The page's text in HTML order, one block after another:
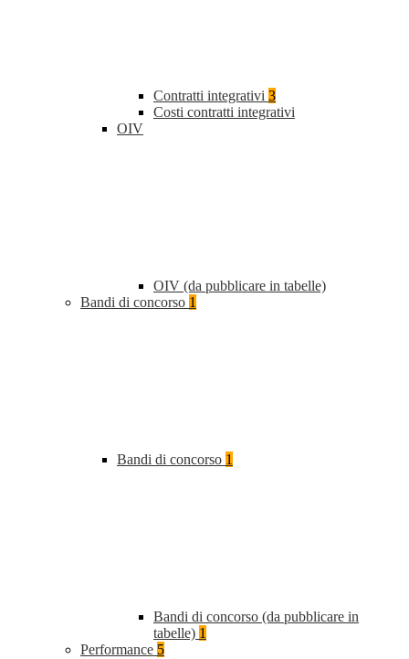
Contratti integrativi 3
Costi contratti integrativi
OIV
OIV (da pubblicare in tabelle)
Bandi di concorso 1
Bandi di concorso 1
Bandi di concorso (da pubblicare in
tabelle) 1
Performance 5